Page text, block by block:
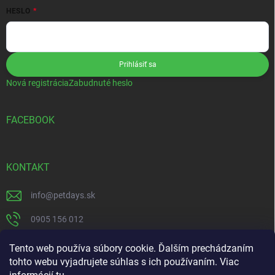
Tento web používa súbory cookie. Ďalším prechádzaním
tohto webu vyjadrujete súhlas s ich používaním. Viac
HESLO
Prihlásiť sa
Nová registráciaZabudnuté heslo
FACEBOOK
KONTAKT
info@petdays.sk
0905 156 012
PetDays